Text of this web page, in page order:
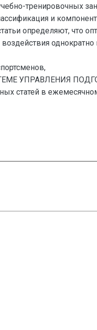
тренировочных
и
определяют, что
воздействия
УПРАВЛЕНИЯ
статей в